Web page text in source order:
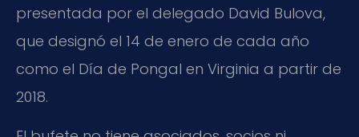
presentada por el delegado David Bulova,
que designó el 14 de enero de cada año
como el Día de Pongal en Virginia a partir de
2018.